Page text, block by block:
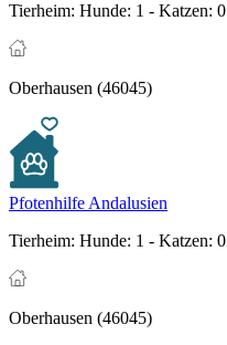
Tierheim: Hunde: 1 - Katzen: 0
Oberhausen (46045)
Pfotenhilfe Andalusien
Tierheim: Hunde: 1 - Katzen: 0
Oberhausen (46045)